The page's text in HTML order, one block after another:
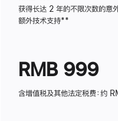
获得长达 2 年的不限次数的意
额外技术支持脚
**
RMB 999
含增值税及其他法定税费：约